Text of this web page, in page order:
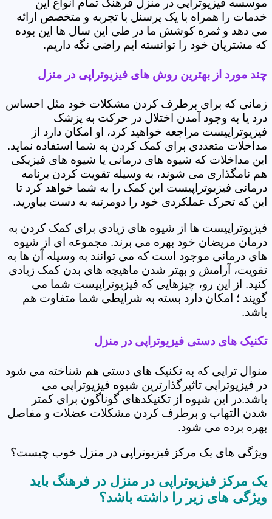
موسسه فیزیوتراپی در منزل فرهنگ تمام انواع این
خدمات را همراه با یک پرسنل با تجربه و متخصص ارائه
می دهد و ثمره کوشش ما در طی این سال ها این بوده
که مشتریان خود را توانسته ایم راضی نگه داریم.
چند مورد از بهترین روش های فیزیوتراپی در منزل
زمانی که برای برطرف کردن مشکلات خود مثل احساس
درد یا به وجود آمدن اختلال در حرکت به پزشک
فیزیوتراپیست مراجعه خواهید کرد، او امکان دارد از
مداخلات متعددی برای کمک کردن به شما استفاده نماید.
این مداخلات که شیوه های درمانی یا شیوه های فیزیکی
هم نامگذاری می شوند، به وسیله تقویت کردن برنامه
درمانی فیزیوتراپیست این کمک را به شما خواهد کرد تا
این که تحرک عملکردی خود را دومرتبه به دست بیاورید.
فیزیوتراپیست ها از شیوه های زیادی برای کمک کردن به
درمان مریضان خود بهره می برند. مجموعه ای از شیوه
های درمانی موجود است که می توانند به وسیله آن ها به
تقویت، آرامش و بهتر شدن ماهیچه های بدن کمک زیادی
کنید. از این رو، چیزهایی که فیزیوتراپیست شما می
گویند ؛ امکان دارد بسته به شرایطی شما متفاوت هم
باشد.
تکنیک های دستی فیزیوتراپی در منزل
منوال تراپی که به تکنیک های دستی هم شناخته می شود
در فیزیوتراپی تاثیرگذارترین شیوه فیزیوتراپی می
باشد.در این شیوه از تکنیکدهای گوناگون برای کمتر
شدن التهاب و برطرف کردن مشکلات عضلات و مفاصل
بهره برده می شود.
ویژگی های یک مرکز فیزیوتراپی در منزل خوب چیست؟
یک مرکز فیزیوتراپی در منزل در فرهنگ باید
ویژگی های زیر را داشته باشد؟